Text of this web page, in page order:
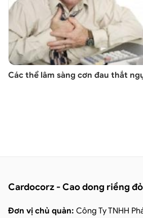
Các thể lâm sàng cơn đau thắt
Cardocorz - Cao dong riềng đỏ
Đơn vị chủ quản: Công Ty TNHH